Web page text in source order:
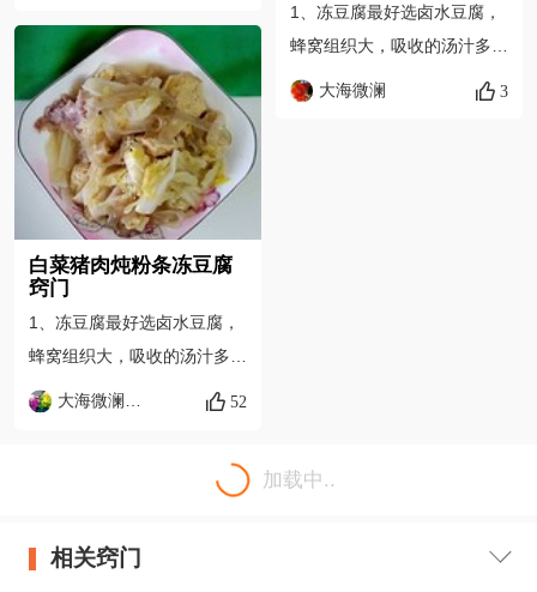
沛丰盈，食材经过长时间的炖
煮之后，炖得酥软的食材能更
容易被消化和吸收，味道也会
很好地融入在汤汁里，无论是
食材本身，还是用汤汁拌饭，
都能吃得十分过瘾。 3. 猪肉
搭配性温的蔬菜，可以藏能
量，养阴固精。
更多美食的简单做法！
白菜猪肉炖粉条冻豆腐
窍门
1、冻豆腐最好选卤水豆腐，
蜂窝组织大，吸收的汤汁多，
有肉的口感，比肉还香。 2、
条我还是喜欢东北的土豆粉
煮有的不耐煮，炖煮的时候注
大海微澜微博 52
1、冻豆腐最好选卤水豆腐，
蜂窝组织大，吸收的汤汁多，
有肉的口感，比肉还香。 2、
大海微澜 3
加载中..
相关窍门